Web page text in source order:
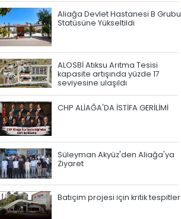
Aliağa Devlet Hastanesi B Grubu
Statüsüne Yükseltildi
ALOSBİ Atıksu Arıtma Tesisi
kapasite artışında yüzde 17
seviyesine ulaşıldı
CHP ALİAĞA'DA İSTİFA GERİLİMİ
Süleyman Akyüz'den Aliağa'ya
Ziyaret
Batıçim projesi için kritik tespitler